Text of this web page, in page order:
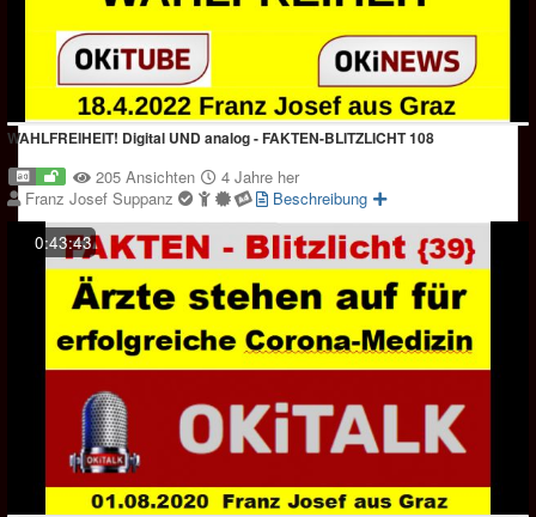
WAHLFREIHEIT! Digital UND analog - FAKTEN-BLITZLICHT 108
205 Ansichten
4 Jahre her
Franz Josef Suppanz
Beschreibung
0:43:43